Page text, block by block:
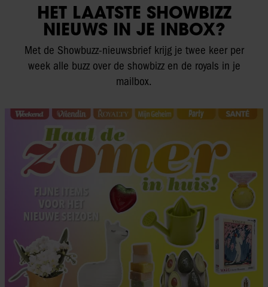
HET LAATSTE SHOWBIZZ
NIEUWS IN JE INBOX?
Met de Showbuzz-nieuwsbrief krijg je twee keer per
week alle buzz over de showbizz en de royals in je
mailbox.